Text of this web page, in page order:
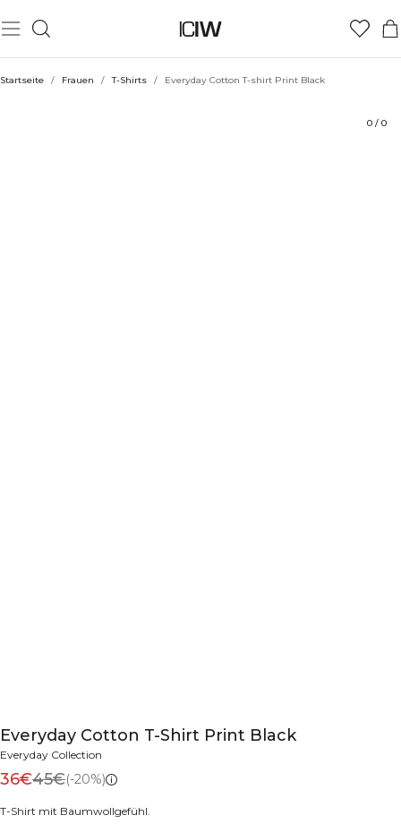
Startseite / Frauen / T-Shirts / Everyday Cotton T-shirt Print Black
0 / 0
Everyday Cotton T-Shirt Print Black
Everyday Collection
36€45€(-20%)
T-Shirt mit Baumwollgefühl.